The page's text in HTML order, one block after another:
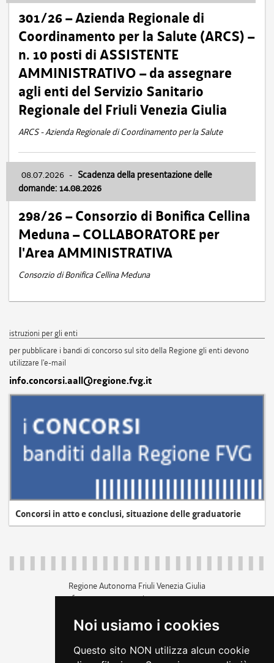
Noi usiamo i cookies
Questo sito NON utilizza alcun cookie
301/26 – Azienda Regionale di
Coordinamento per la Salute (ARCS) –
n. 10 posti di ASSISTENTE
AMMINISTRATIVO – da assegnare
agli enti del Servizio Sanitario
Regionale del Friuli Venezia Giulia
ARCS - Azienda Regionale di Coordinamento per la Salute
08.07.2026 - Scadenza della presentazione delle
domande: 14.08.2026
298/26 – Consorzio di Bonifica Cellina
Meduna – COLLABORATORE per
l'Area AMMINISTRATIVA
Consorzio di Bonifica Cellina Meduna
istruzioni per gli enti
per pubblicare i bandi di concorso sul sito della Regione gli enti devono
utilizzare l'e-mail
info.concorsi.aall@regione.fvg.it
Concorsi in atto e conclusi, situazione delle graduatorie
Regione Autonoma Friuli Venezia Giulia
c.f. 80014930327; p.iva 00526040324
+39 040 3771111